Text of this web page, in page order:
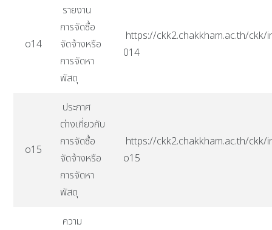
o14
รายงาน
การจัดซื้อ
จัดจ้างหรือ
การจัดหา
พัสดุ
https://ckk2.chakkham.ac.th/
014
o15
ประกาศ
ต่างเกี่ยวกับ
การจัดซื้อ
จัดจ้างหรือ
การจัดหา
พัสดุ
https://ckk2.chakkham.ac.th/
o15
ความ